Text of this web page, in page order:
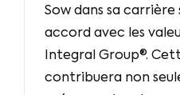
Sow dans sa
accord avec les
Integral Group®.
contribuera non